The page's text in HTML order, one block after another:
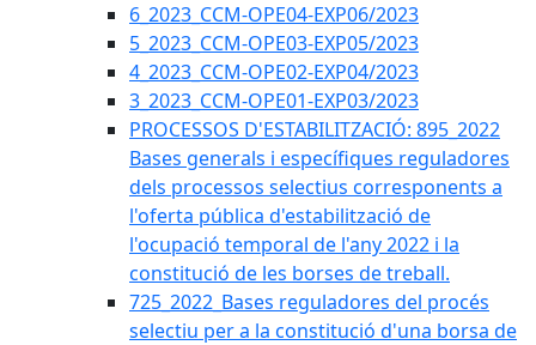
6_2023_CCM-OPE04-EXP06/2023
5_2023_CCM-OPE03-EXP05/2023
4_2023_CCM-OPE02-EXP04/2023
3_2023_CCM-OPE01-EXP03/2023
PROCESSOS D'ESTABILITZACIÓ: 895_2022
Bases generals i específiques reguladores
dels processos selectius corresponents a
l'oferta pública d'estabilització de
l'ocupació temporal de l'any 2022 i la
constitució de les borses de treball.
725_2022_Bases reguladores del procés
selectiu per a la constitució d'una borsa de